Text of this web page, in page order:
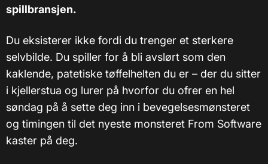
spillbransjen.
Du eksisterer ikke fordi du trenger et sterkere
selvbilde. Du spiller for å bli avslørt som den
kaklende, patetiske tøffelhelten du er – der du sitter
i kjellerstua og lurer på hvorfor du ofrer en hel
søndag på å sette deg inn i bevegelsesmønsteret
og timingen til det nyeste monsteret From Software
kaster på deg.